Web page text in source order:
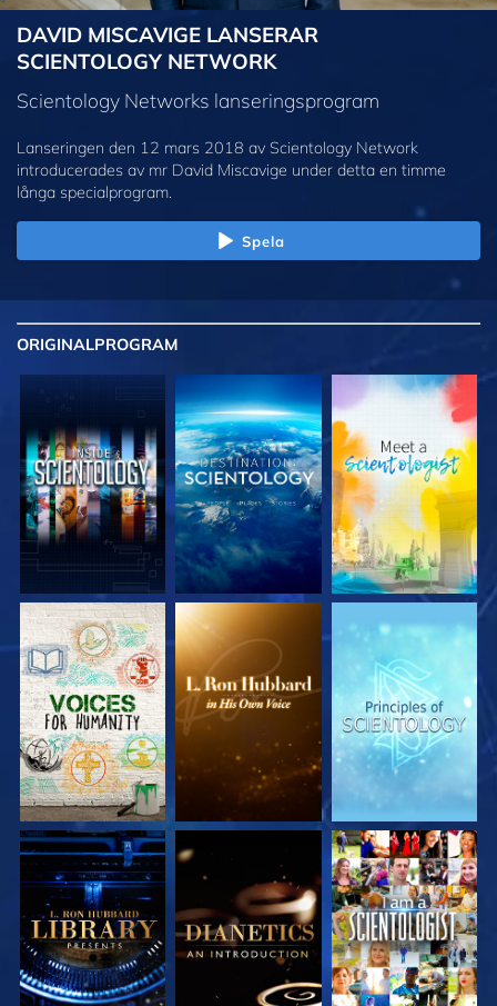
DAVID MISCAVIGE LANSERAR
SCIENTOLOGY NETWORK
Scientology Networks lanseringsprogram
Lanseringen den 12 mars 2018 av Scientology Network
introducerades av mr David Miscavige under detta en timme
långa specialprogram.
Spela
ORIGINALPROGRAM
UTFORSKA
SERIEN
UTFORSKA
SERIEN
UTFORSKA
SERIEN
UTFORSKA
SERIEN
UTFORSKA
SERIEN
TITTA